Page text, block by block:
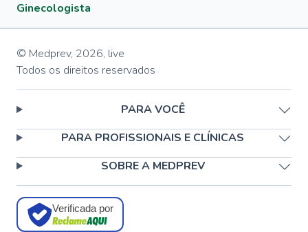
Ginecologista
© Medprev, 2026, live
Todos os direitos reservados
PARA VOCÊ
PARA PROFISSIONAIS E CLÍNICAS
SOBRE A MEDPREV
Verificada por